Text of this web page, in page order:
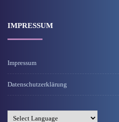
IMPRESSUM
Impressum
Datenschutzerklärung